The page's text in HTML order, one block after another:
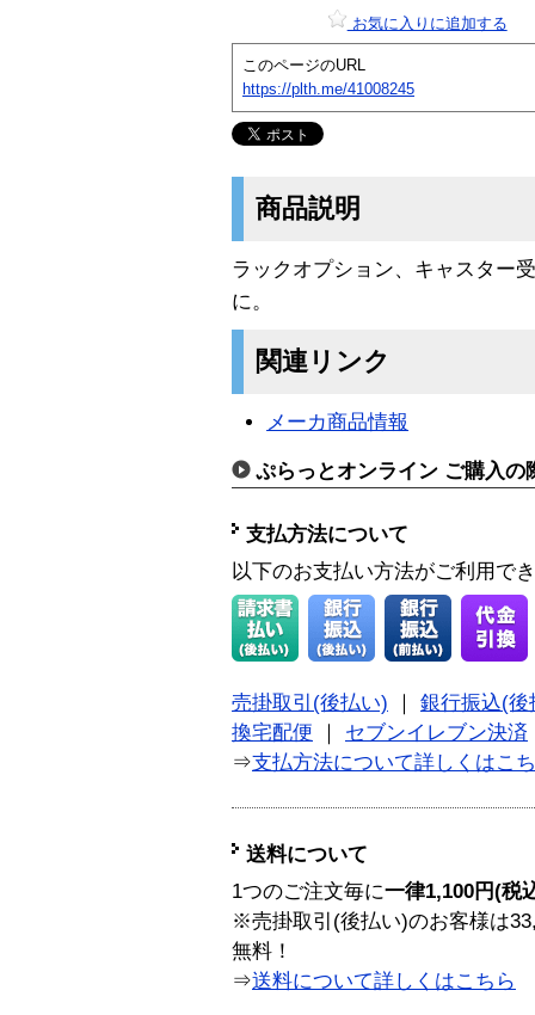
お気に入りに追加する
このページのURL
https://plth.me/41008245
商品説明
ラックオプション、キャスター
に。
関連リンク
メーカ商品情報
ぷらっとオンライン ご購入の
支払方法について
以下のお支払い方法がご利用で
売掛取引(後払い)
銀行振込(後
換宅配便
セブンイレブン決済
⇒支払方法について詳しくはこ
送料について
1つのご注文毎に一律1,100円(税
※売掛取引(後払い)のお客様は
無料！
⇒送料について詳しくはこちら